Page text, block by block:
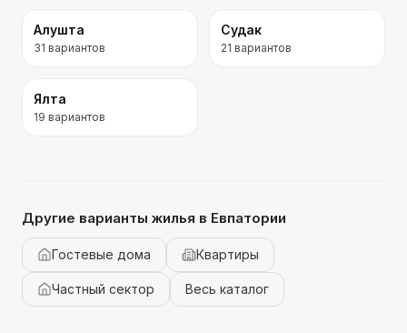
Алушта
31 вариантов
Судак
21 вариантов
Ялта
19 вариантов
Другие варианты жилья в Евпатории
Гостевые дома Квартиры
Частный сектор Весь каталог